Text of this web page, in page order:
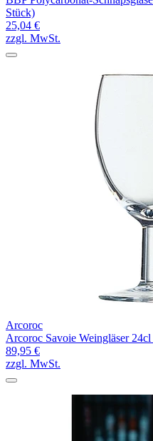
Stück)
25,04 €
zzgl. MwSt.
Arcoroc
Arcoroc Savoie Weingläser
89,95 €
zzgl. MwSt.